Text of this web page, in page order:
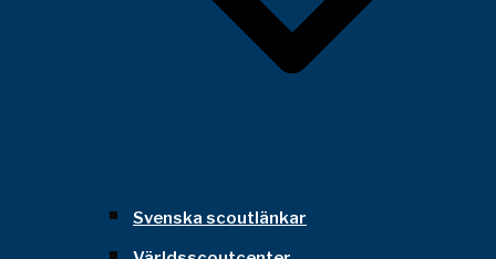
Svenska scoutlänkar